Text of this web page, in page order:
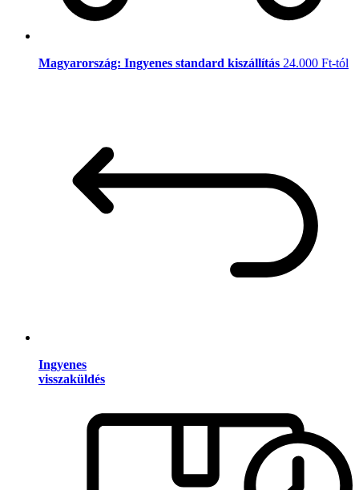
Magyarország: Ingyenes standard kiszállítás 24.000 Ft-tól
Ingyenes
visszaküldés